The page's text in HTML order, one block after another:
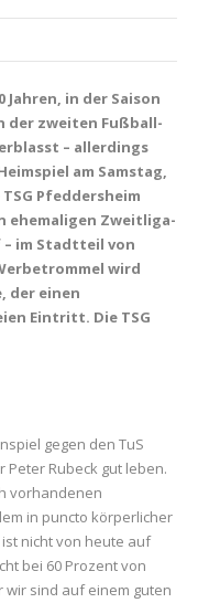
Jahren, in der Saison
der zweiten Fußball-
– allerdings
am Samstag,
Pfeddersheim
ehemaligen Zweitliga-
– im Stadtteil von
wird
der einen
Eintritt. Die TSG
gegen den TuS
Rubeck gut leben.
vorhandenen
in puncto körperlicher
nicht von heute auf
bei 60 Prozent von
wir sind auf einem guten